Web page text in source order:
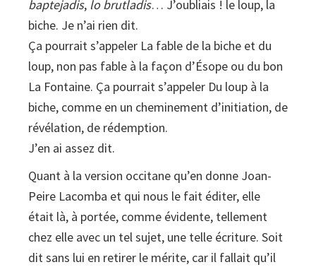
baptejadis, lo brutladis… J’oubliais ! le loup, la
biche. Je n’ai rien dit.
Ça pourrait s’appeler La fable de la biche et du
loup, non pas fable à la façon d’Ésope ou du bon
La Fontaine. Ça pourrait s’appeler Du loup à la
biche, comme en un cheminement d’initiation, de
révélation, de rédemption.
J’en ai assez dit.
Quant à la version occitane qu’en donne Joan-
Peire Lacomba et qui nous le fait éditer, elle
était là, à portée, comme évidente, tellement
chez elle avec un tel sujet, une telle écriture. Soit
dit sans lui en retirer le mérite, car il fallait qu’il